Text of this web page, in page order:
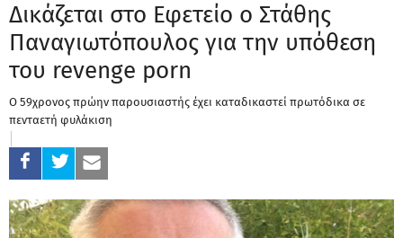
Δικάζεται στο Εφετείο ο Στάθης
Παναγιωτόπουλος για την υπόθεση
του revenge porn
Ο 59χρονος πρώην παρουσιαστής έχει καταδικαστεί πρωτόδικα σε
πενταετή φυλάκιση